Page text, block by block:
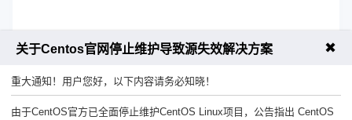
上一篇：服务器磁盘用尽无法进入宝塔怎么办
下一篇：【乔星欢】2025 年国庆假期服务公告
关于Centos官网停止维护导致源失效解决方案 ✖
重大通知！用户您好，以下内容请务必知晓！
由于CentOS官方已全面停止维护CentOS Linux项目，公告指出 CentOS